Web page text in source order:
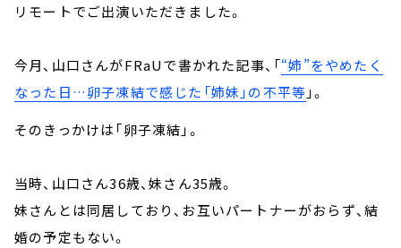
リモートでご出演いただきました。
今月、山口さんがFRaUで書かれた記事、「“姉”をやめたく
なった日…卵子凍結で感じた「姉妹」の不平等 」。
そのきっかけは「卵子凍結」。
当時、山口さん36歳、妹さん35歳。
妹さんとは同居しており、お互いパートナーがおらず、結
婚の予定もない。